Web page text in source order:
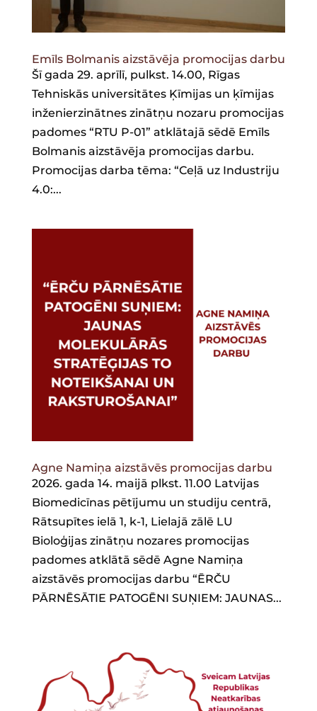
Emīls Bolmanis aizstāvēja promocijas darbu
Šī gada 29. aprīlī, pulkst. 14.00, Rīgas
Tehniskās universitātes Ķīmijas un ķīmijas
inženierzinātnes zinātņu nozaru promocijas
padomes “RTU P-01” atklātajā sēdē Emīls
Bolmanis aizstāvēja promocijas darbu.
Promocijas darba tēma: “Ceļā uz Industriju
4.0:...
Agne Namiņa aizstāvēs promocijas darbu
2026. gada 14. maijā plkst. 11.00 Latvijas
Biomedicīnas pētījumu un studiju centrā,
Rātsupītes ielā 1, k-1, Lielajā zālē LU
Bioloģijas zinātņu nozares promocijas
padomes atklātā sēdē Agne Namiņa
aizstāvēs promocijas darbu “ĒRČU
PĀRNĒSĀTIE PATOGĒNI SUŅIEM: JAUNAS...